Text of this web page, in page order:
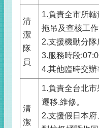
清
潔
隊
員
1.負責全市所
拖吊及查核工作
2.支援機動分隊
3.服務時段
4.其他臨時交辦
清
潔
1.負責全台北
遷移.維修。
2.支援假日本